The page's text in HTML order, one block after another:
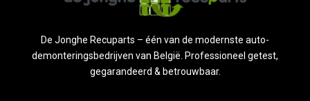
De Jonghe Recuparts – één van de modernste auto-
demonteringsbedrijven van België. Professioneel getest,
gegarandeerd & betrouwbaar.